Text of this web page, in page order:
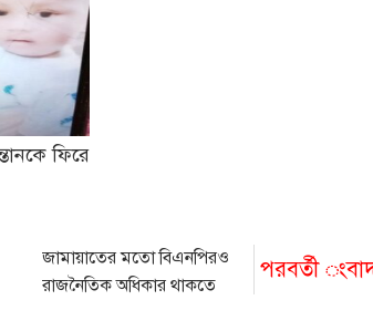
ফিরে
পরবর্তী
জামায়াতের মতো বিএনপিরও
রাজনৈতিক অধিকার থাকতে